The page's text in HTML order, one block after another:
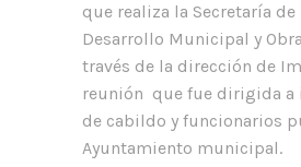
que realiza la Secretaría de
Desarrollo Municipal y
través de la dirección de
reunión que fue dirigida a
de cabildo y funcionarios
Ayuntamiento municipal.